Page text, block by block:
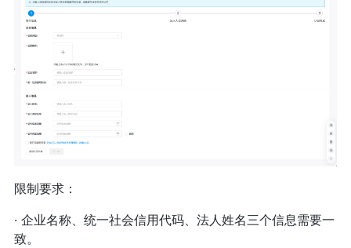
限制要求：
· 企业名称、统一社会信用代码、法人姓名三个信息需要一
致。